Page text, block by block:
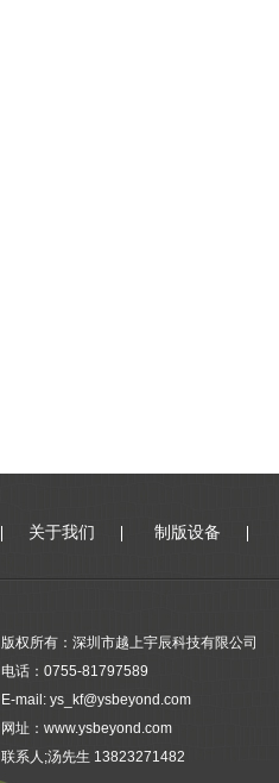
关于我们 制版设备
版权所有：深圳市越上宇辰科技有限公司
电话：0755-81797589
E-mail: ys_kf@ysbeyond.com
网址：www.ysbeyond.com
联系人;汤先生 13823271482